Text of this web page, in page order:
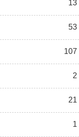
13
53
107
2
21
1